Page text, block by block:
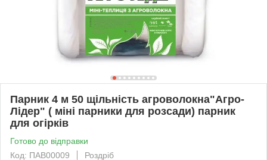
Парник 4 м 50 щільність агроволокна"Агро-
Лідер" ( міні парники для розсади) парник
для огірків
Готово до відправки
Код: ПАВ00009
Роздріб